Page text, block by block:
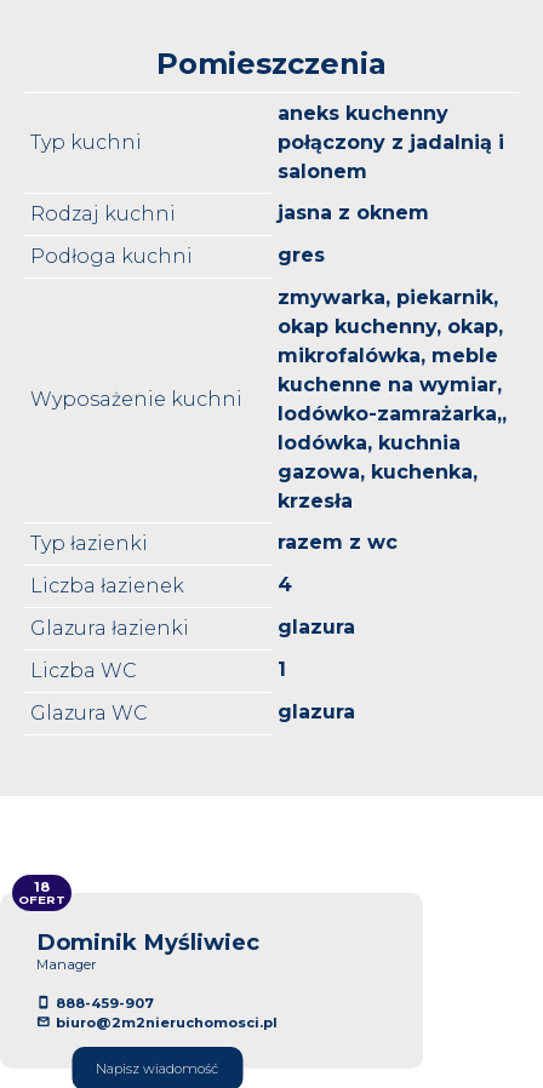
Pomieszczenia
Typ kuchni
aneks kuchenny
połączony z jadalnią i
salonem
Rodzaj kuchni
jasna z oknem
Podłoga kuchni
gres
Wyposażenie kuchni
zmywarka, piekarnik,
okap kuchenny, okap,
mikrofalówka, meble
kuchenne na wymiar,
lodówko-zamrażarka,,
lodówka, kuchnia
gazowa, kuchenka,
krzesła
Typ łazienki
razem z wc
Liczba łazienek
4
Glazura łazienki
glazura
Liczba WC
1
Glazura WC
glazura
Dominik Myśliwiec
Manager
888-459-907
biuro@2m2nieruchomosci.pl
Napisz wiadomość
18
OFERT